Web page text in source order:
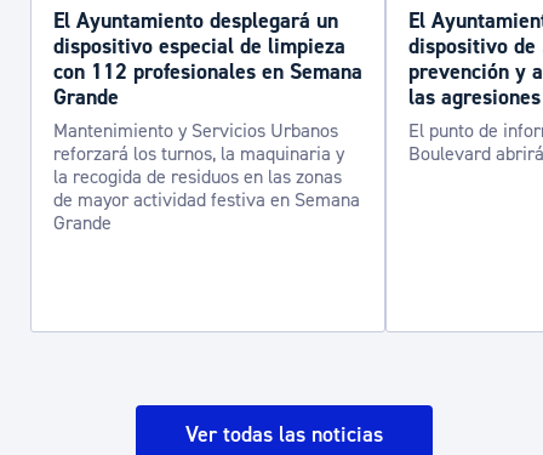
El Ayuntamiento desplegará un
dispositivo especial de limpieza
con 112 profesionales en Semana
Grande
Mantenimiento y Servicios Urbanos
reforzará los turnos, la maquinaria y
la recogida de residuos en las zonas
de mayor actividad festiva en Semana
Grande
El
dispositivo de
prevención y
las
El punto de
Boulevard
Ver todas las noticias